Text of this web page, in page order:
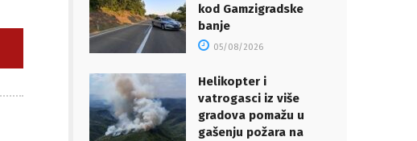
kod Gamzigradske
banje
05/08/2026
Helikopter i
vatrogasci iz više
gradova pomažu u
gašenju požara na